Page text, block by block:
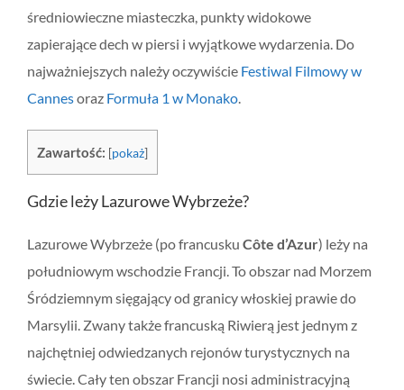
średniowieczne miasteczka, punkty widokowe
zapierające dech w piersi i wyjątkowe wydarzenia. Do
najważniejszych należy oczywiście Festiwal Filmowy w
Cannesoraz Formuła 1 w Monako.
Zawartość: [pokaż]
Gdzie leży Lazurowe Wybrzeże?
Lazurowe Wybrzeże (po francusku Côte d’Azur) leży na
południowym wschodzie Francji. To obszar nad Morzem
Śródziemnym sięgający od granicy włoskiej prawie do
Marsylii. Zwany także francuską Riwierą jest jednym z
najchętniej odwiedzanych rejonów turystycznych na
świecie. Cały ten obszar Francji nosi administracyjną